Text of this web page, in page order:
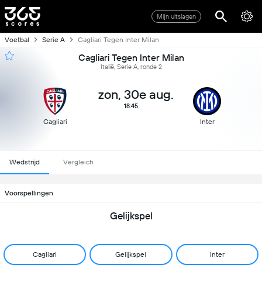
Mijn uitslagen
Voetbal Serie A Cagliari Tegen Inter Milan
Cagliari Tegen Inter Milan
Italië, Serie A, ronde 2
Cagliari
zon, 30e aug.
18:45
Inter
Wedstrijd Vergleich
Voorspellingen
Gelijkspel
Cagliari Gelijkspel Inter